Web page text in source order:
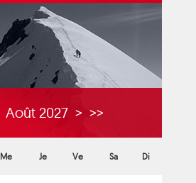
Août 2027 > >>
Me Je Ve Sa Di